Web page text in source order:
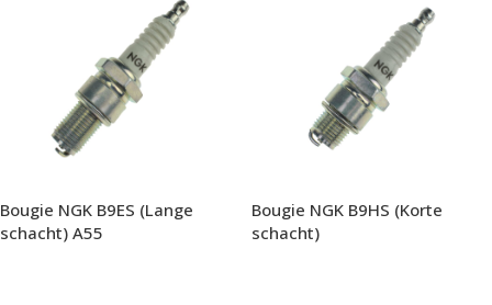
Bougie NGK B9ES (Lange
schacht) A55
Bougie NGK B9HS (Korte
schacht)